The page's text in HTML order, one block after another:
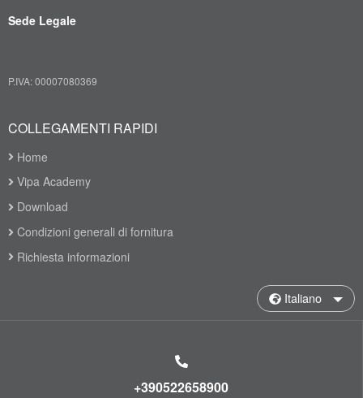
Sede Legale
P.IVA: 00007080369
COLLEGAMENTI RAPIDI
Home
Vipa Academy
Download
Condizioni generali di fornitura
Richiesta informazioni
Italiano
+390522658900